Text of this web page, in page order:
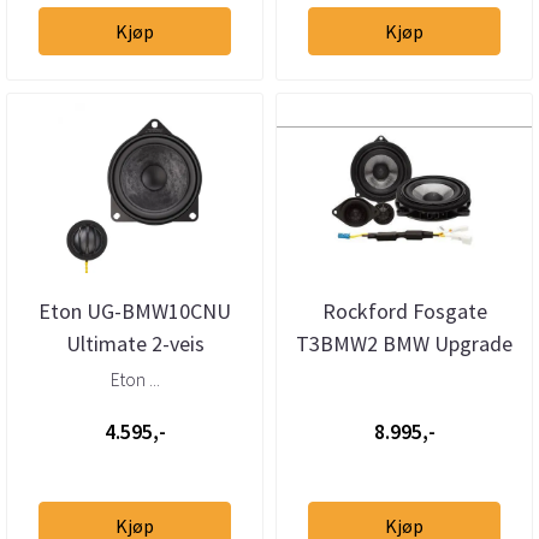
Kjøp Kjøp
Eton UG-BMW10CNU
Ultimate 2-veis
Senterhøyttaler BMW
Eton ...
4.595,-
Kjøp
Rockford Fosgate
T3BMW2 BMW Upgrade
...
8.995,-
Kjøp